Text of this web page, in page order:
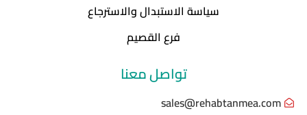
سياسة الاستبدال والاسترجاع
فرع القصيم
تواصل معنا
sales@rehabtanmea.com